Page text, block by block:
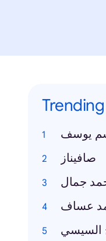
يوسف
صافيناز
جمال
عساف
السيسي